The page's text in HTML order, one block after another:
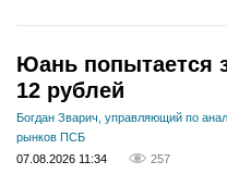
Юань попытается
12 рублей
Богдан Зварич, управляющий по
рынков ПСБ
07.08.2026 11:34
257